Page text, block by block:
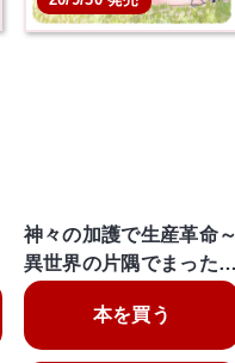
神々の加護で生産革命
異世界の片隅でまった
本を買う